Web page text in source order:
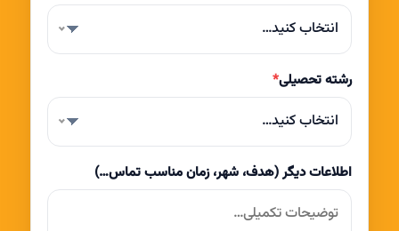
انتخاب کنید…
رشته تحصیلی*
انتخاب کنید…
اطلاعات دیگر (هدف، شهر، زمان مناسب تماس…)